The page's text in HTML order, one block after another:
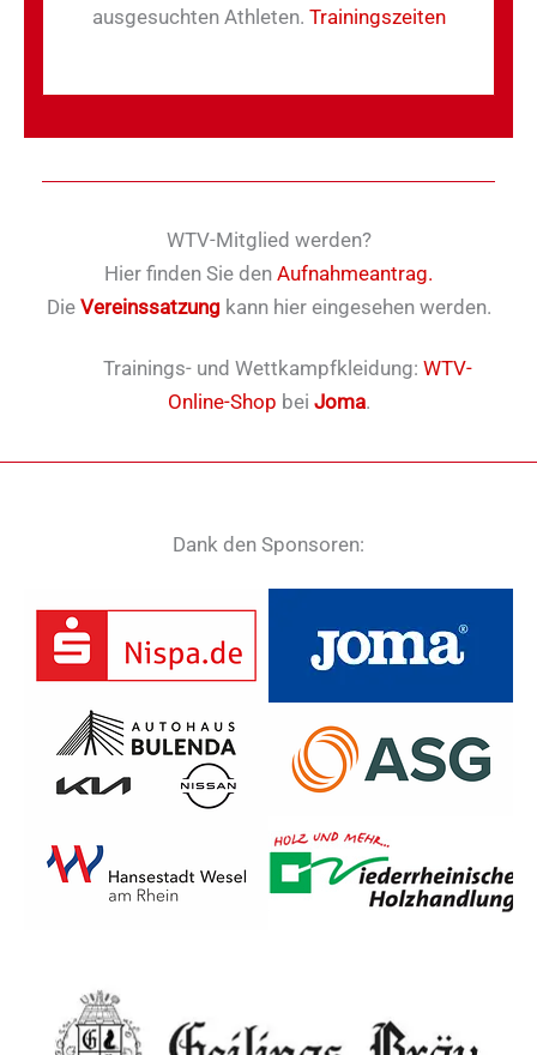
ausgesuchten Athleten. Trainingszeiten
WTV-Mitglied werden?
Hier finden Sie den Aufnahmeantrag.
Die Vereinssatzung kann hier eingesehen werden.
Trainings- und Wettkampfkleidung: WTV-
Online-Shop bei Joma.
Dank den Sponsoren: